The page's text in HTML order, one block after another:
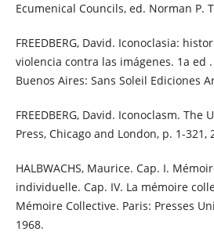
Ecumenical Councils, ed. Norman P.
FREEDBERG, David. Iconoclasia:
violencia contra las imágenes. 1a ed
Buenos Aires: Sans Soleil Ediciones
FREEDBERG, David. Iconoclasm. The
Press, Chicago and London, p. 1-321,
HALBWACHS, Maurice. Cap. I.
individuelle. Cap. IV. La mémoire
Mémoire Collective. Paris: Presses
1968.